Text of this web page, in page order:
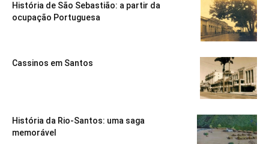
História de São Sebastião: a partir da
ocupação Portuguesa
Cassinos em Santos
História da Rio-Santos: uma saga
memorável